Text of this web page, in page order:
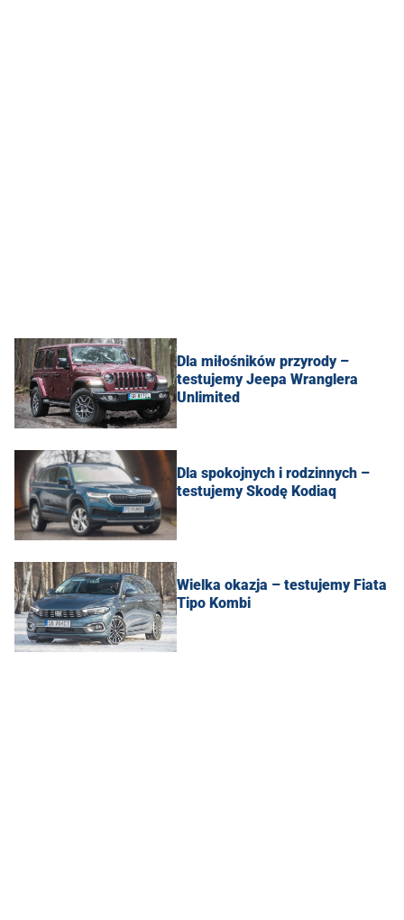
Dla miłośników przyrody –
testujemy Jeepa Wranglera
Unlimited
Dla spokojnych i rodzinnych –
testujemy Skodę Kodiaq
Wielka okazja – testujemy Fiata
Tipo Kombi